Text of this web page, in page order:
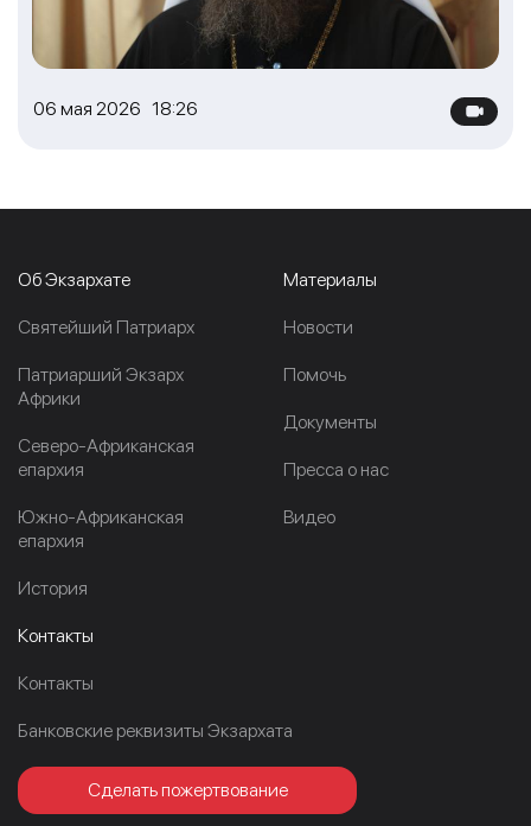
06 мая 2026 18:26
Об Экзархате
Cвятейший Патриарх
Патриарший Экзарх
Африки
Северо-Африканская
епархия
Южно-Африканская
епархия
История
Материалы
Новости
Помочь
Документы
Пресса о нас
Видео
Контакты
Контакты
Банковские реквизиты Экзархата
Сделать пожертвование